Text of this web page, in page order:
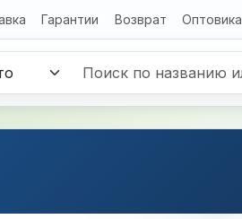
Гарантии Возврат